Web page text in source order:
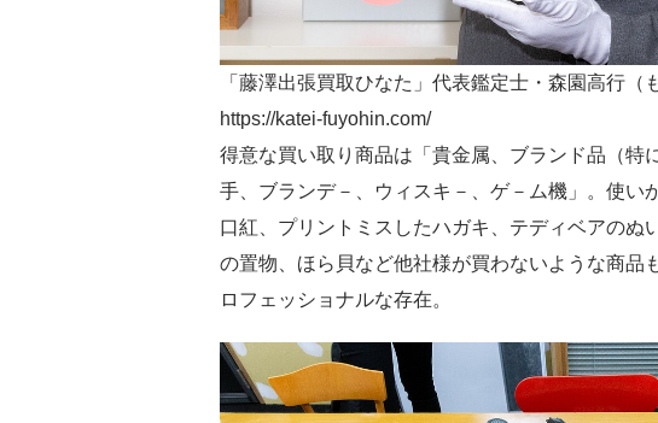
「藤澤出張買取ひなた」代表鑑定士・森園高行（
https://katei-fuyohin.com/
得意な買い取り商品は「貴金属、ブランド品（特
手、ブランデ－、ウィスキ－、ゲ－ム機」。使い
口紅、プリントミスしたハガキ、テディベアのぬ
の置物、ほら貝など他社様が買わないような商品
ロフェッショナルな存在。